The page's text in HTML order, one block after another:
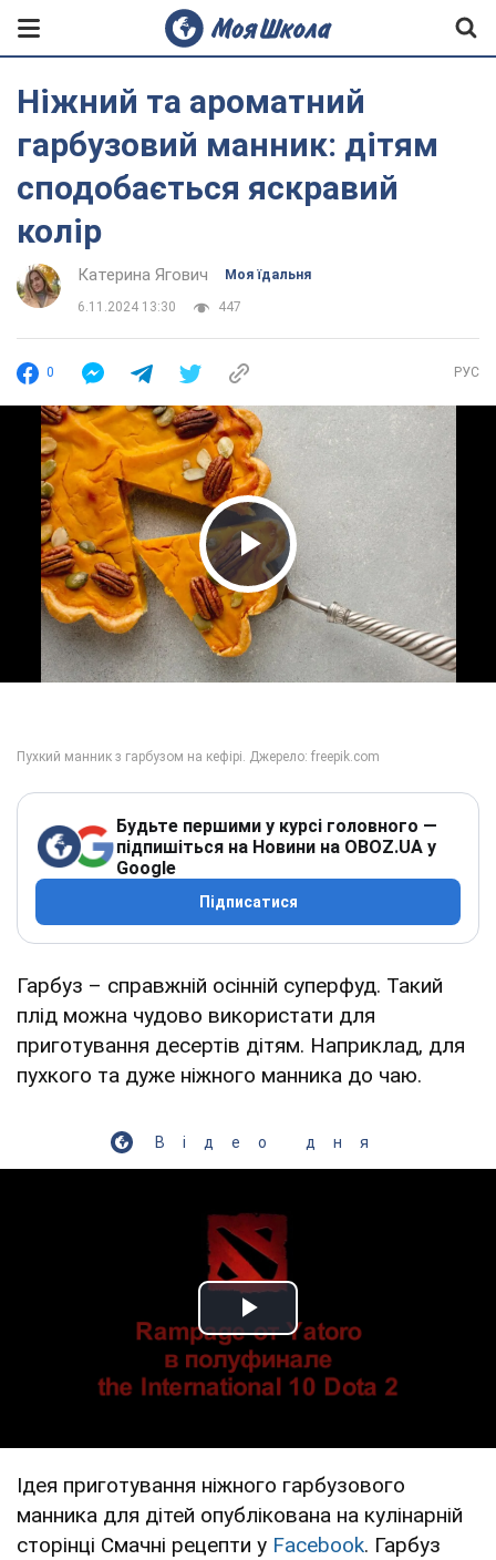
Ніжний та ароматний
гарбузовий манник: дітям
сподобається яскравий
колір
Катерина Ягович Моя їдальня
6.11.2024 13:30 447
0 РУС
Play Video
Будьте першими у курсі головного —
підпишіться на Новини на OBOZ.UA у
Google
Підписатися
Гарбуз – справжній осінній суперфуд. Такий
плід можна чудово використати для
приготування десертів дітям. Наприклад, для
пухкого та дуже ніжного манника до чаю.
Відео дня
Play Video
Ідея приготування ніжного гарбузового
манника для дітей опублікована на кулінарній
сторінці Смачні рецепти у Facebook. Гарбуз